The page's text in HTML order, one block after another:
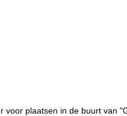
plaatsen in de buurt van